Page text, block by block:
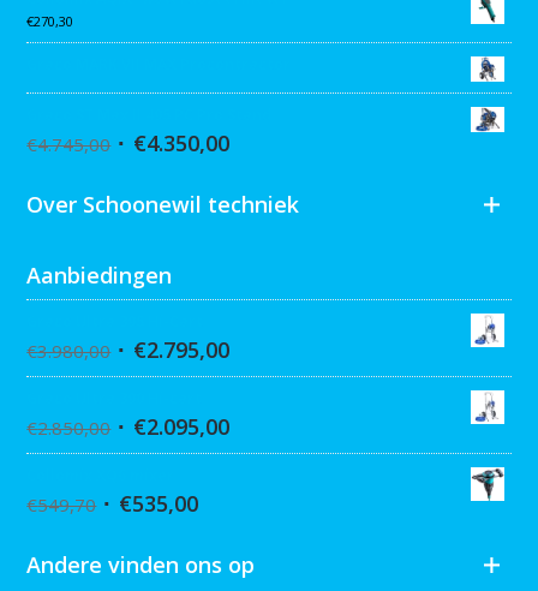
€270,30
€4.745,00 €4.350,00
Over Schoonewil techniek
Aanbiedingen
€3.980,00 €2.795,00
€2.850,00 €2.095,00
€549,70 €535,00
Andere vinden ons op